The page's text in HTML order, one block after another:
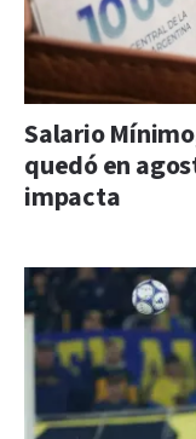
Salario
quedó en
impacta